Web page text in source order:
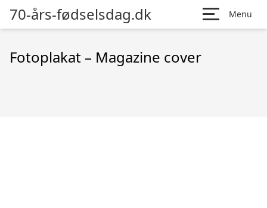
70-års-fødselsdag.dk Menu
Fotoplakat – Magazine cover